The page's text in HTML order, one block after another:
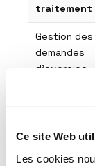
Ce site Web
Les cookies
traitement
Gestion des
demandes
d’exercice
la liste